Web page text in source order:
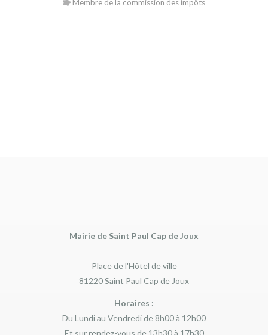
Membre de la commission des impôts
Mairie de Saint Paul Cap de Joux
Place de l'Hôtel de ville
81220 Saint Paul Cap de Joux
Horaires :
Du Lundi au Vendredi de 8h00 à 12h00
Et sur rendez-vous de 13h30 à 17h30